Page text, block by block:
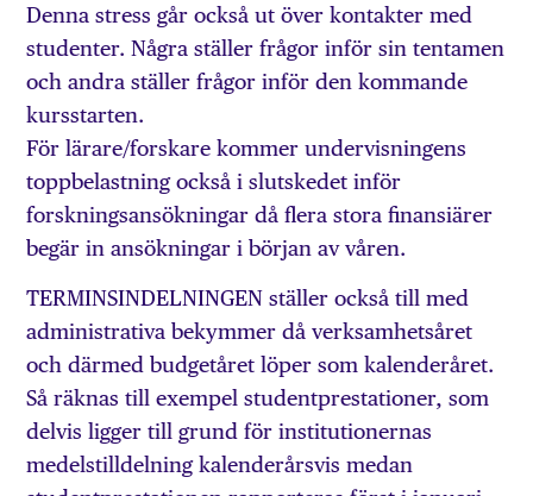
Denna stress går också ut över kontakter med
studenter. Några ställer frågor inför sin tentamen
och andra ställer frågor inför den kommande
kursstarten.
För lärare/forskare kommer undervisningens
toppbelastning också i slutskedet inför
forskningsansökningar då flera stora finansiärer
begär in ansökningar i början av våren.
TERMINSINDELNINGEN ställer också till med
administrativa bekymmer då verksamhetsåret
och därmed budgetåret löper som kalenderåret.
Så räknas till exempel studentprestationer, som
delvis ligger till grund för institutionernas
medelstilldelning kalenderårsvis medan